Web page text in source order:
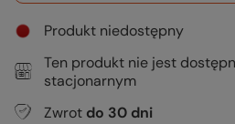
Produkt niedostępny
Ten produkt nie jest
stacjonarnym
Zwrot do 30 dni